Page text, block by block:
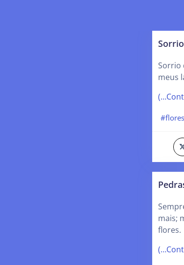
Sorrio
meus
#flores
mais;
flores.